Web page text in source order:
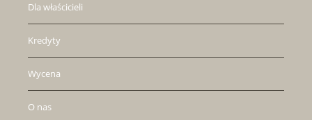
Dla właścicieli
Kredyty
Wycena
O nas